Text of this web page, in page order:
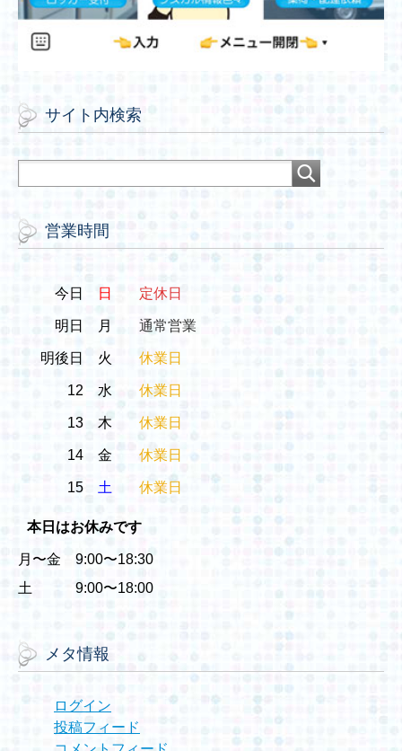
サイト内検索
営業時間
今日 日 定休日
明日 月 通常営業
明後日 火 休業日
12 水 休業日
13 木 休業日
14 金 休業日
15 土 休業日
本日はお休みです
月〜金 9:00〜18:30
土 9:00〜18:00
メタ情報
ログイン
投稿フィード